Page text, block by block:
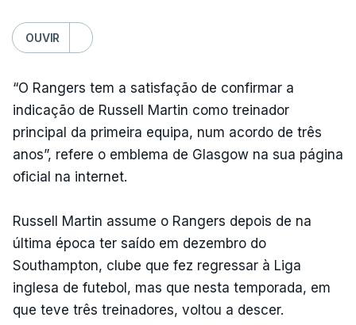
OUVIR
“O Rangers tem a satisfação de confirmar a
indicação de Russell Martin como treinador
principal da primeira equipa, num acordo de três
anos”, refere o emblema de Glasgow na sua página
oficial na internet.
Russell Martin assume o Rangers depois de na
última época ter saído em dezembro do
Southampton, clube que fez regressar à Liga
inglesa de futebol, mas que nesta temporada, em
que teve três treinadores, voltou a descer.